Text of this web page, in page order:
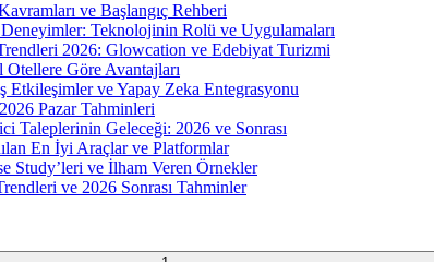
ve Başlangıç Rehberi
Teknolojinin Rolü ve Uygulamaları
2026: Glowcation ve Edebiyat Turizmi
Göre Avantajları
ve Yapay Zeka Entegrasyonu
Pazar Tahminleri
Taleplerinin Geleceği: 2026 ve Sonrası
En İyi Araçlar ve Platformlar
Study’leri ve İlham Veren Örnekler
ve 2026 Sonrası Tahminler